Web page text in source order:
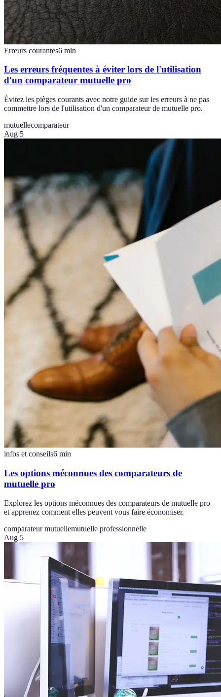
Erreurs courantes6 min
Les erreurs fréquentes à éviter lors de l'utilisation
d'un comparateur mutuelle pro
Évitez les pièges courants avec notre guide sur les erreurs à ne pas
commettre lors de l'utilisation d'un comparateur de mutuelle pro.
mutuellecomparateur
Aug 5
infos et conseils6 min
Les options méconnues des comparateurs de
mutuelle pro
Explorez les options méconnues des comparateurs de mutuelle pro
et apprenez comment elles peuvent vous faire économiser.
comparateur mutuellemutuelle professionnelle
Aug 5